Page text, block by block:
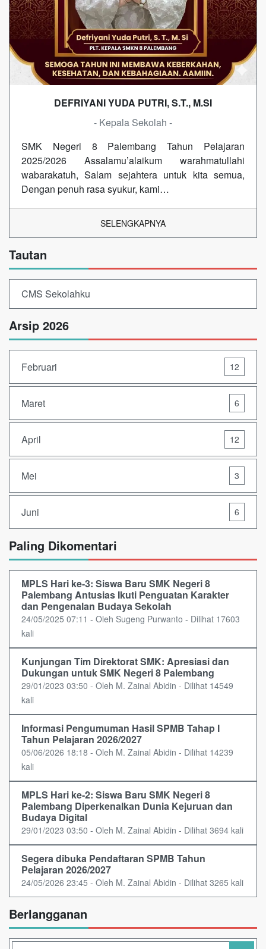
DEFRIYANI YUDA PUTRI, S.T., M.SI
- Kepala Sekolah -
SMK Negeri 8 Palembang Tahun Pelajaran
2025/2026 Assalamu’alaikum warahmatullahi
wabarakatuh, Salam sejahtera untuk kita semua,
Dengan penuh rasa syukur, kami…
SELENGKAPNYA
Tautan
CMS Sekolahku
Arsip 2026
Februari 12
Maret 6
April 12
Mei 3
Juni 6
Paling Dikomentari
MPLS Hari ke-3: Siswa Baru SMK Negeri 8
Palembang Antusias Ikuti Penguatan Karakter
dan Pengenalan Budaya Sekolah
24/05/2025 07:11 - Oleh Sugeng Purwanto - Dilihat 17603
kali
Kunjungan Tim Direktorat SMK: Apresiasi dan
Dukungan untuk SMK Negeri 8 Palembang
29/01/2023 03:50 - Oleh M. Zainal Abidin - Dilihat 14549
kali
Informasi Pengumuman Hasil SPMB Tahap I
Tahun Pelajaran 2026/2027
05/06/2026 18:18 - Oleh M. Zainal Abidin - Dilihat 14239
kali
MPLS Hari ke-2: Siswa Baru SMK Negeri 8
Palembang Diperkenalkan Dunia Kejuruan dan
Budaya Digital
29/01/2023 03:50 - Oleh M. Zainal Abidin - Dilihat 3694 kali
Segera dibuka Pendaftaran SPMB Tahun
Pelajaran 2026/2027
24/05/2026 23:45 - Oleh M. Zainal Abidin - Dilihat 3265 kali
Berlangganan